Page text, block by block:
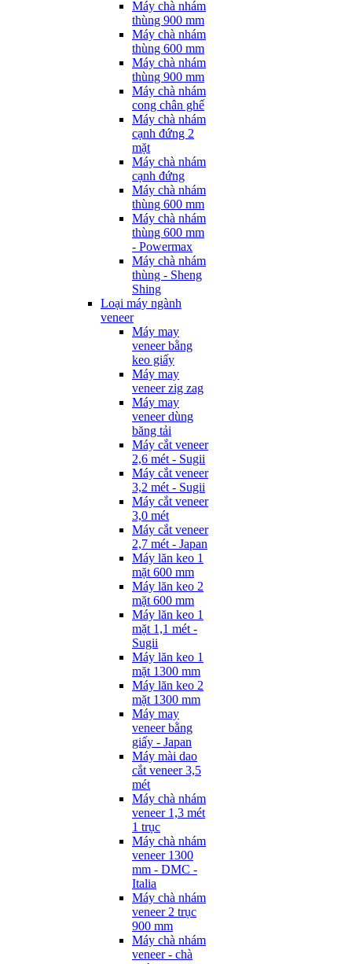
Máy chà nhám
thùng 900 mm
Máy chà nhám
thùng 600 mm
Máy chà nhám
thùng 900 mm
Máy chà nhám
cong chân ghế
Máy chà nhám
cạnh đứng 2
mặt
Máy chà nhám
cạnh đứng
Máy chà nhám
thùng 600 mm
Máy chà nhám
thùng 600 mm
- Powermax
Máy chà nhám
thùng - Sheng
Shing
Loại máy ngành
veneer
Máy may
veneer bằng
keo giấy
Máy may
veneer zig zag
Máy may
veneer dùng
băng tải
Máy cắt veneer
2,6 mét - Sugii
Máy cắt veneer
3,2 mét - Sugii
Máy cắt veneer
3,0 mét
Máy cắt veneer
2,7 mét - Japan
Máy lăn keo 1
mặt 600 mm
Máy lăn keo 2
mặt 600 mm
Máy lăn keo 1
mặt 1,1 mét -
Sugii
Máy lăn keo 1
mặt 1300 mm
Máy lăn keo 2
mặt 1300 mm
Máy may
veneer bằng
giấy - Japan
Máy mài dao
cắt veneer 3,5
mét
Máy chà nhám
veneer 1,3 mét
1 trục
Máy chà nhám
veneer 1300
mm - DMC -
Italia
Máy chà nhám
veneer 2 trục
900 mm
Máy chà nhám
veneer - chà